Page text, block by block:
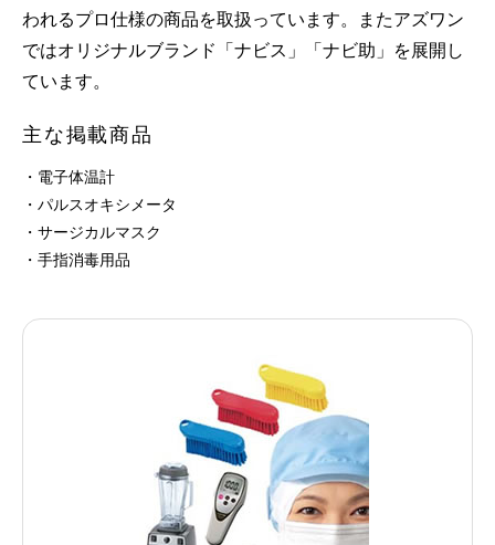
われるプロ仕様の商品を取扱っています。またアズワン
ではオリジナルブランド「ナビス」「ナビ助」を展開し
ています。
主な掲載商品
・電子体温計
・パルスオキシメータ
・サージカルマスク
・手指消毒用品